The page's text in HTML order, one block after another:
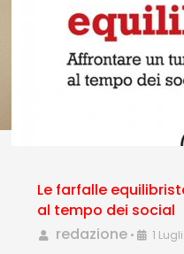
Le farfalle
al tempo dei social
redazione • 1